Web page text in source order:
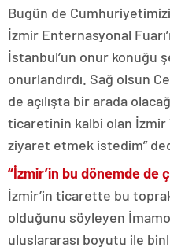
Bugün de
İzmir Enternasyonal
İstanbul’un onur konuğu
onurlandırdı. Sağ olsun
de açılışta bir arada
ticaretinin kalbi olan İzmir
ziyaret etmek istedim”
“İzmir’in bu dönemde de
İzmir’in ticarette bu
olduğunu söyleyen
uluslararası boyutu ile